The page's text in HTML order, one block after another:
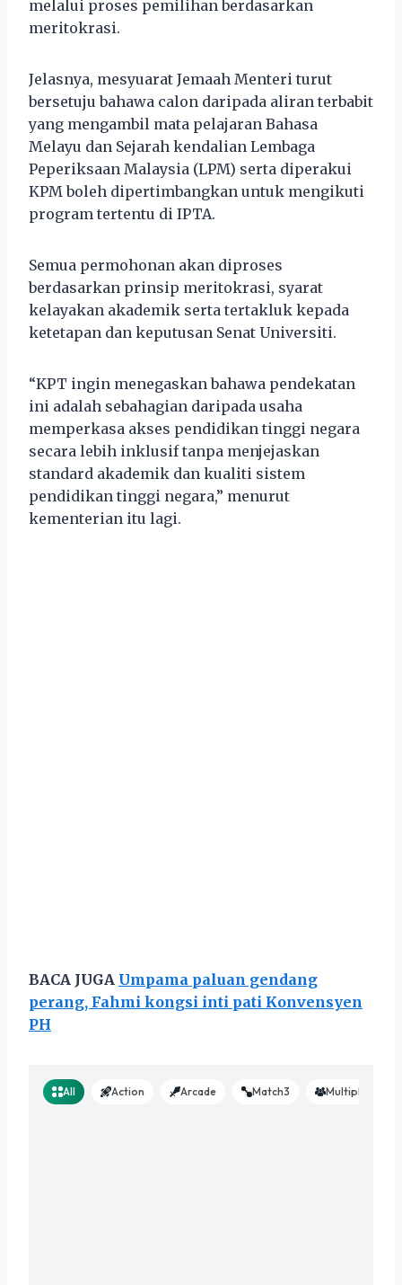
melalui proses pemilihan berdasarkan
meritokrasi.
Jelasnya, mesyuarat Jemaah Menteri turut
bersetuju bahawa calon daripada aliran terbabit
yang mengambil mata pelajaran Bahasa
Melayu dan Sejarah kendalian Lembaga
Peperiksaan Malaysia (LPM) serta diperakui
KPM boleh dipertimbangkan untuk mengikuti
program tertentu di IPTA.
Semua permohonan akan diproses
berdasarkan prinsip meritokrasi, syarat
kelayakan akademik serta tertakluk kepada
ketetapan dan keputusan Senat Universiti.
“KPT ingin menegaskan bahawa pendekatan
ini adalah sebahagian daripada usaha
memperkasa akses pendidikan tinggi negara
secara lebih inklusif tanpa menjejaskan
standard akademik dan kualiti sistem
pendidikan tinggi negara,” menurut
kementerian itu lagi.
BACA JUGA Umpama paluan gendang
perang, Fahmi kongsi inti pati Konvensyen
PH